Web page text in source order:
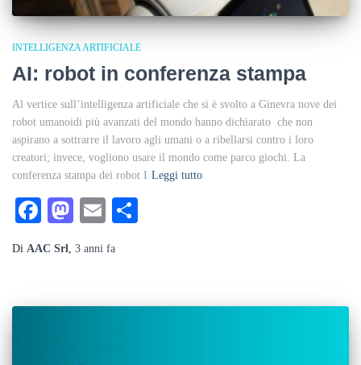
INTELLIGENZA ARTIFICIALE
AI: robot in conferenza stampa
Al vertice sull’intelligenza artificiale che si è svolto a Ginevra nove dei
robot umanoidi più avanzati del mondo hanno dichiarato che non
aspirano a sottrarre il lavoro agli umani o a ribellarsi contro i loro
creatori; invece, vogliono usare il mondo come parco giochi. La
conferenza stampa dei robot I Leggi tutto
Facebook
Mastodon
Email
Di AAC Srl, 3 anni fa